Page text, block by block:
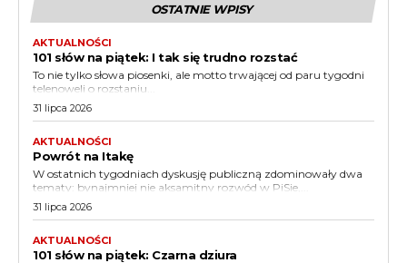
OSTATNIE WPISY
AKTUALNOŚCI
101 słów na piątek: I tak się trudno rozstać
To nie tylko słowa piosenki, ale motto trwającej od paru tygodni
telenoweli o rozstaniu...
31 lipca 2026
AKTUALNOŚCI
Powrót na Itakę
W ostatnich tygodniach dyskusję publiczną zdominowały dwa
tematy: bynajmniej nie aksamitny rozwód w PiSie,...
31 lipca 2026
AKTUALNOŚCI
101 słów na piątek: Czarna dziura